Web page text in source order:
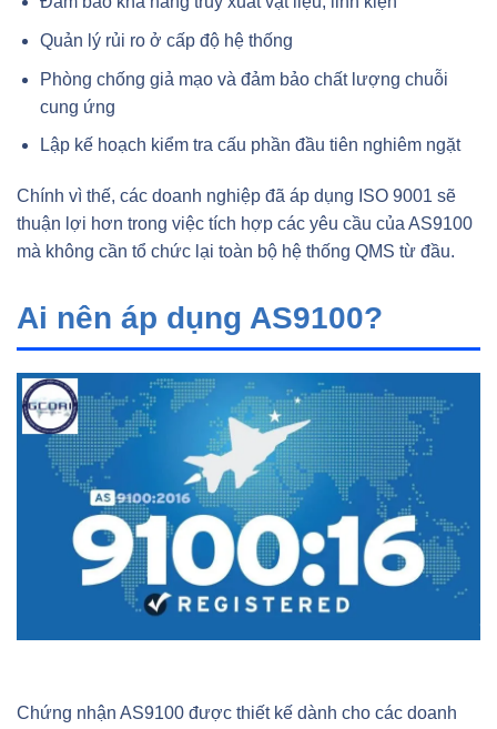
Quản lý rủi ro ở cấp độ hệ thống
Phòng chống giả mạo và đảm bảo chất lượng chuỗi
cung ứng
Lập kế hoạch kiểm tra cấu phần đầu tiên nghiêm ngặt
Chính vì thế, các doanh nghiệp đã áp dụng ISO 9001 sẽ
thuận lợi hơn trong việc tích hợp các yêu cầu của AS9100
mà không cần tổ chức lại toàn bộ hệ thống QMS từ đầu.
Ai nên áp dụng AS9100?
Chứng nhận AS9100 được thiết kế dành cho các doanh